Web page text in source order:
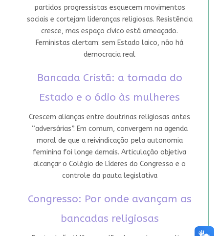
partidos progressistas esquecem movimentos
sociais e cortejam lideranças religiosas. Resistência
cresce, mas espaço cívico está ameaçado.
Feministas alertam: sem Estado laico, não há
democracia real
Bancada Cristã: a tomada do
Estado e o ódio às mulheres
Crescem alianças entre doutrinas religiosas antes
“adversárias”. Em comum, convergem na agenda
moral de que a reivindicação pela autonomia
feminina foi longe demais. Articulação objetiva
alcançar o Colégio de Líderes do Congresso e o
controle da pauta legislativa
Congresso: Por onde avançam as
bancadas religiosas